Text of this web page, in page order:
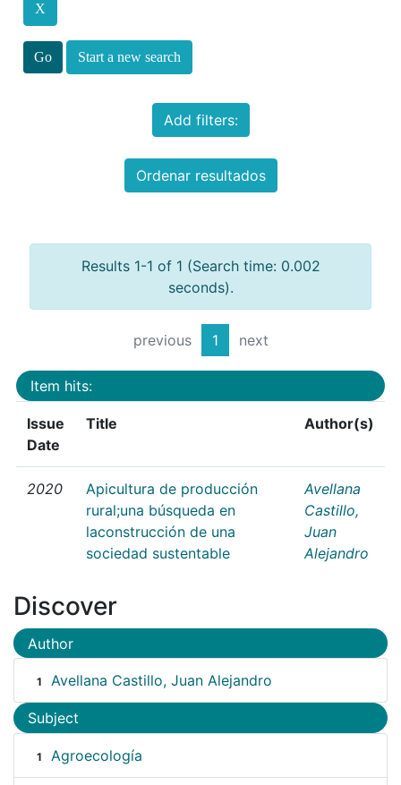
Start a new search
Add filters:
Ordenar resultados
Results 1-1 of 1 (Search time: 0.002
seconds).
previous 1 next
Item hits:
Issue
Date
Title Author(s)
2020
Apicultura de producción
rural;una búsqueda en
laconstrucción de una
sociedad sustentable
Avellana
Castillo,
Juan
Alejandro
Discover
Author
1 Avellana Castillo, Juan Alejandro
Subject
1 Agroecología